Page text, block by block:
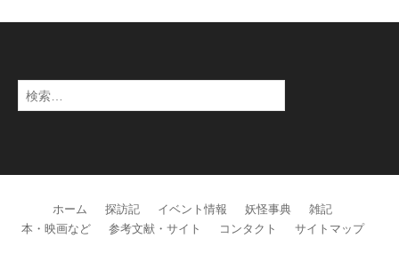
検
索:
ホーム 探訪記 イベント情報 妖怪事典
雑記
本・映画など
参考文献・サイト コンタクト サイトマップ